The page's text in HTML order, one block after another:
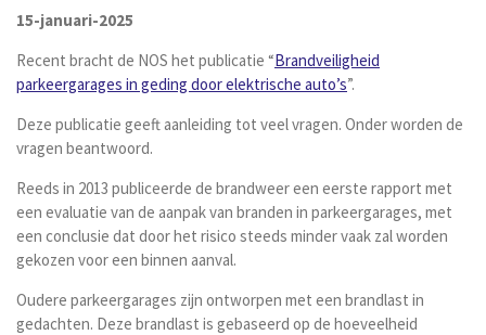
15-januari-2025
Recent bracht de NOS het publicatie “Brandveiligheid
parkeergarages in geding door elektrische auto’s”.
Deze publicatie geeft aanleiding tot veel vragen. Onder worden de
vragen beantwoord.
Reeds in 2013 publiceerde de brandweer een eerste rapport met
een evaluatie van de aanpak van branden in parkeergarages, met
een conclusie dat door het risico steeds minder vaak zal worden
gekozen voor een binnen aanval.
Oudere parkeergarages zijn ontworpen met een brandlast in
gedachten. Deze brandlast is gebaseerd op de hoeveelheid